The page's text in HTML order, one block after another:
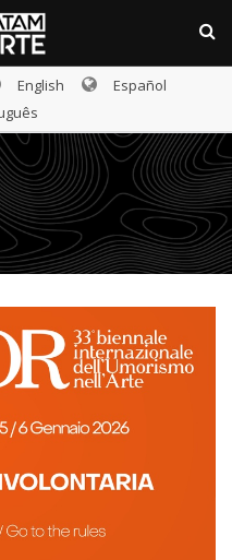
English
Español